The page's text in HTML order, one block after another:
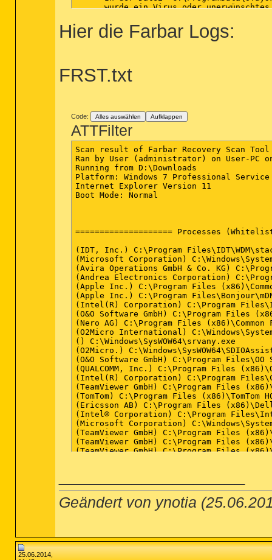
Hier die Farbar Logs:
FRST.txt
Code: Alles auswählen Aufklappen
ATTFilter
Scan result of Farbar Recovery Scan
Ran by User (administrator) on User-PC
Running from D:\Downloads
Platform: Windows 7 Professional Service
Internet Explorer Version 11
Boot Mode: Normal
==================== Processes
(IDT, Inc.) C:\Program
(Microsoft Corporation)
(Avira Operations GmbH & Co. KG)
(Andrea Electronics Corporation)
(Apple Inc.) C:\Program Files
(Apple Inc.) C:\Program
(Intel(R) Corporation) C:\Program
(O&O Software GmbH) C:\Program Files
(Nero AG) C:\Program Files
(O2Micro International)
() C:\Windows\SysWOW64\srvany.exe
(O2Micro.)
(O&O Software GmbH) C:\Program
(QUALCOMM, Inc.) C:\Program Files
(Intel(R) Corporation) C:\Program
(TeamViewer GmbH) C:\Program Files
(TomTom) C:\Program Files (x86)\TomTom
(Ericsson AB) C:\Program Files
(Intel® Corporation) C:\Program
(Microsoft Corporation)
(TeamViewer GmbH) C:\Program Files
(TeamViewer GmbH) C:\Program Files
(TeamViewer GmbH) C:\Program Files
(Adobe Systems Incorporated) C:\Program
(Logitech Inc.) C:\Program
(Alps Electric Co., Ltd.) C:\Program
(O&O Software GmbH) C:\Program
(FalNET) C:\Program Files (x86)\FalNET
Geändert von ynotia
25.06.2014,